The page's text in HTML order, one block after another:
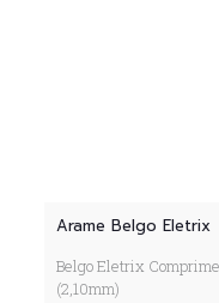
Arame Belgo Eletrix
Belgo Eletrix
(2,10mm)